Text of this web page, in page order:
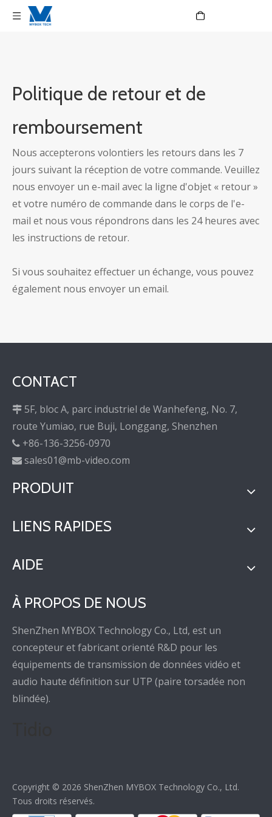
Politique de retour et de
remboursement
Nous accepterons volontiers les retours dans les 7
jours suivant la réception de votre commande. Veuillez
nous envoyer un e-mail avec la ligne d'objet « retour »
et votre numéro de commande dans le corps de l'e-
mail et nous vous répondrons dans les 24 heures avec
les instructions de retour.
Si vous souhaitez effectuer un échange, vous pouvez
également nous envoyer un email.
CONTACT
 5F, bloc A, parc industriel de Wanhefeng, No. 7,
route Yumiao, rue Buji, Longgang, Shenzhen
 +86-136-3256-0970
 sales01@mb-video.com
PRODUIT
LIENS RAPIDES
AIDE
À PROPOS DE NOUS
ShenZhen MYBOX Technology Co., Ltd, est un
concepteur et fabricant orienté R&D pour les
équipements de transmission de données vidéo et
audio haute définition sur UTP (paire torsadée non
blindée).
Copyright © 2026 ShenZhen MYBOX Technology Co., Ltd.
Tous droits réservés.